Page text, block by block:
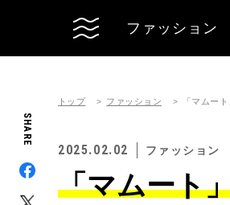
ファッション
SHARE
トップ ファッション 「マムー
2025.02.02 ファッション
「マムート